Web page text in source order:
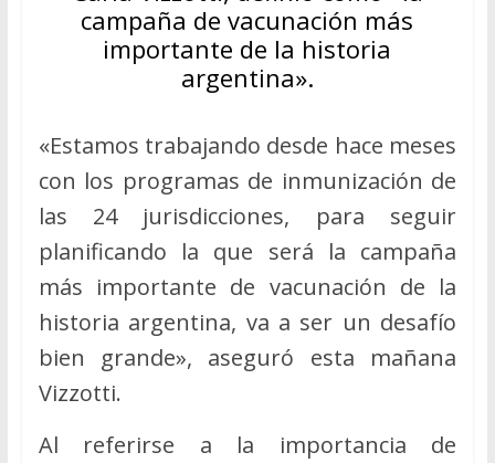
campaña de vacunación más
importante de la historia
argentina».
«Estamos trabajando desde hace meses
con los programas de inmunización de
las 24 jurisdicciones, para seguir
planificando la que será la campaña
más importante de vacunación de la
historia argentina, va a ser un desafío
bien grande», aseguró esta mañana
Vizzotti.
Al referirse a la importancia de